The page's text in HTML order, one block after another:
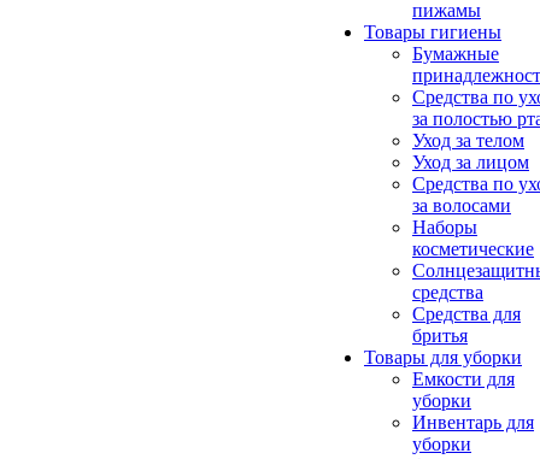
пижамы
Товары гигиены
Бумажные
Средства по
за полостью
Уход за телом
Уход за лицом
Средства по
за волосами
Наборы
косметические
средства
Средства для
бритья
Товары для уборки
Емкости для
уборки
Инвентарь для
уборки